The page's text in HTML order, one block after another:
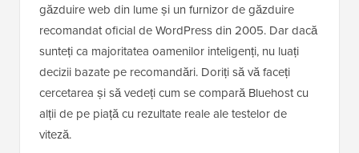
găzduire web din lume și un furnizor de găzduire
recomandat oficial de WordPress din 2005. Dar dacă
sunteți ca majoritatea oamenilor inteligenți, nu luați
decizii bazate pe recomandări. Doriți să vă faceți
cercetarea și să vedeți cum se compară Bluehost cu
alții de pe piață cu rezultate reale ale testelor de
viteză.